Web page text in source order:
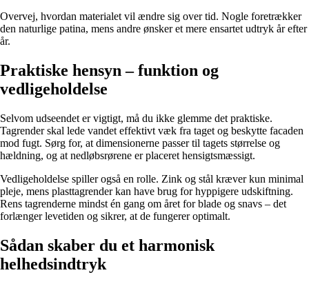
Overvej, hvordan materialet vil ændre sig over tid. Nogle foretrækker
den naturlige patina, mens andre ønsker et mere ensartet udtryk år efter
år.
Praktiske hensyn – funktion og
vedligeholdelse
Selvom udseendet er vigtigt, må du ikke glemme det praktiske.
Tagrender skal lede vandet effektivt væk fra taget og beskytte facaden
mod fugt. Sørg for, at dimensionerne passer til tagets størrelse og
hældning, og at nedløbsrørene er placeret hensigtsmæssigt.
Vedligeholdelse spiller også en rolle. Zink og stål kræver kun minimal
pleje, mens plasttagrender kan have brug for hyppigere udskiftning.
Rens tagrenderne mindst én gang om året for blade og snavs – det
forlænger levetiden og sikrer, at de fungerer optimalt.
Sådan skaber du et harmonisk
helhedsindtryk